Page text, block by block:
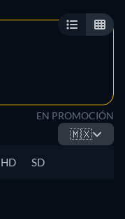
EN PROMOCIÓN
🇲🇽
HD SD